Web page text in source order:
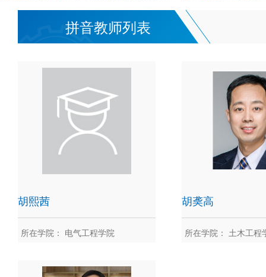
拼音教师列表
胡熙茜
所在学院： 电气工程学院
胡䶮高
所在学院： 土木工程